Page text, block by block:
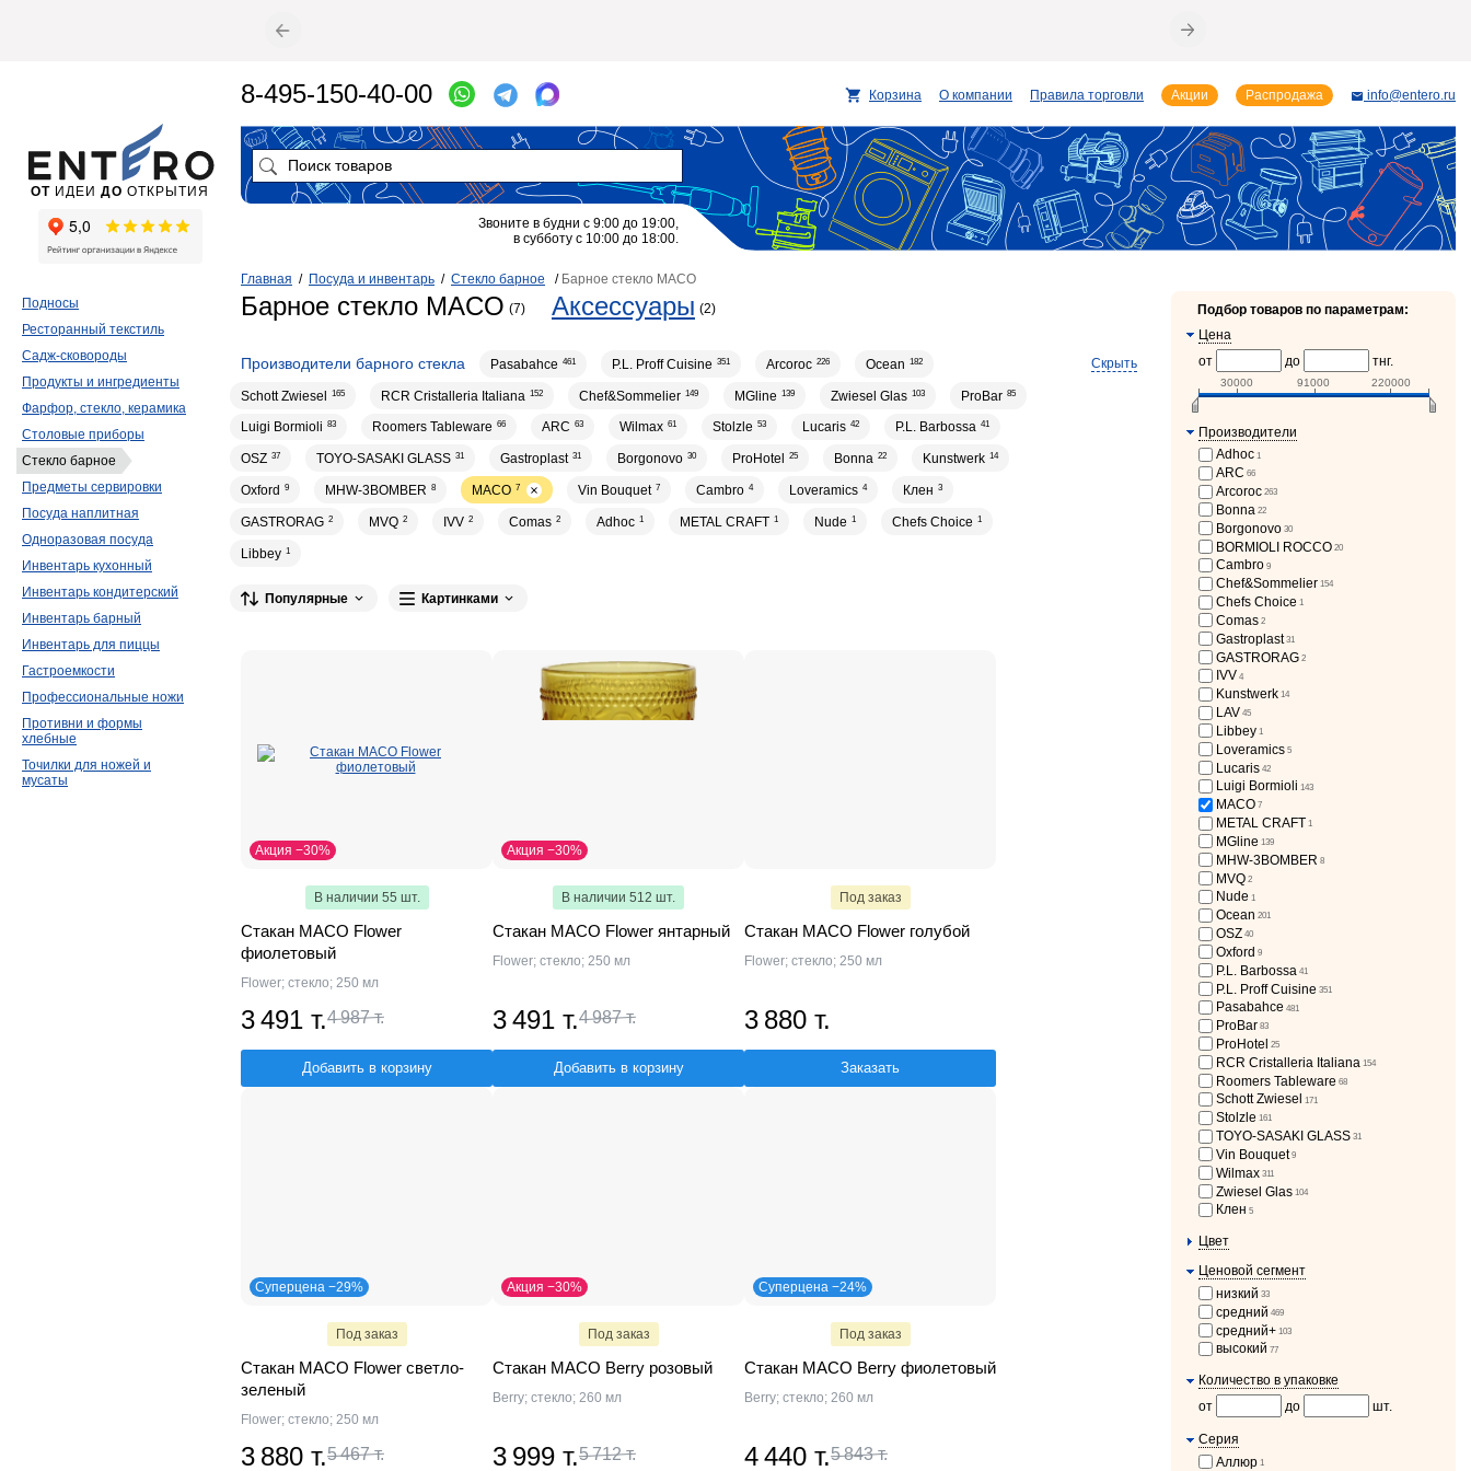
Главная / Посуда и инвентарь / Стекло барное / Барное стекло MACO
Барное стекло MACO (7) Аксессуары (2)
Скрыть
Производители барного стекла Pasabahce 461 P.L. Proff Cuisine 351 Arcoroc 226 Ocean 182
Schott Zwiesel 165 RCR Cristalleria Italiana 152 Chef&Sommelier 149 MGline 139 Zwiesel Glas 103 ProBar 85
Luigi Bormioli 83 Roomers Tableware 66 ARC 63 Wilmax 61 Stolzle 53 Lucaris 42 P.L. Barbossa 41
OSZ 37 TOYO-SASAKI GLASS 31 Gastroplast 31 Borgonovo 30 ProHotel 25 Bonna 22 Kunstwerk 14
Oxford 9 MHW-3BOMBER 8 MACO 7 Vin Bouquet 7 Cambro 4 Loveramics 4 Клен 3
GASTRORAG 2 MVQ 2 IVV 2 Comas 2 Adhoc 1 METAL CRAFT 1 Nude 1 Chefs Choice 1
Libbey 1
Популярные Картинками
Акция −30%
В наличии 55 шт.
Стакан MACO Flower
фиолетовый
Flower; стекло; 250 мл
3 491 т.4 987 т.
Добавить в корзину
Акция −30%
В наличии 512 шт.
Стакан MACO Flower янтарный
Flower; стекло; 250 мл
3 491 т.4 987 т.
Добавить в корзину
Под заказ
Стакан MACO Flower голубой
Flower; стекло; 250 мл
3 880 т.
Заказать
Суперцена −29%
Под заказ
Стакан MACO Flower светло-
зеленый
Flower; стекло; 250 мл
3 880 т.5 467 т.
Акция −30%
Под заказ
Стакан MACO Berry розовый
Berry; стекло; 260 мл
3 999 т.5 712 т.
Суперцена −24%
Под заказ
Стакан MACO Berry фиолетовый
Berry; стекло; 260 мл
4 440 т.5 843 т.
Подбор товаров по параметрам:
Цена
от
до тнг.
30000 91000 220000
Производители
Adhoc 1
ARC 66
Arcoroc 263
Bonna 22
Borgonovo 30
BORMIOLI ROCCO 20
Cambro 9
Chef&Sommelier 154
Chefs Choice 1
Comas 2
Gastroplast 31
GASTRORAG 2
IVV 4
Kunstwerk 14
LAV 45
Libbey 1
Loveramics 5
Lucaris 42
Luigi Bormioli 143
MACO 7
METAL CRAFT 1
MGline 139
MHW-3BOMBER 8
MVQ 2
Nude 1
Ocean 201
OSZ 40
Oxford 9
P.L. Barbossa 41
P.L. Proff Cuisine 351
Pasabahce 481
ProBar 83
ProHotel 25
RCR Cristalleria Italiana 154
Roomers Tableware 68
Schott Zwiesel 171
Stolzle 161
TOYO-SASAKI GLASS 31
Vin Bouquet 9
Wilmax 311
Zwiesel Glas 104
Клен 5
Цвет
Ценовой сегмент
низкий 33
средний 469
средний+ 103
высокий 77
Количество в упаковке
от
до шт.
Серия
Аллюр 1
Подносы
Ресторанный текстиль
Садж-сковороды
Продукты и ингредиенты
Фарфор, стекло, керамика
Столовые приборы
Стекло барное
Предметы сервировки
Посуда наплитная
Одноразовая посуда
Инвентарь кухонный
Инвентарь кондитерский
Инвентарь барный
Инвентарь для пиццы
Гастроемкости
Профессиональные ножи
Противни и формы
хлебные
Точилки для ножей и
мусаты
ОТ ИДЕИ ДО ОТКРЫТИЯ
8-495-150-40-00 Корзина О компании Правила торговли Акции Распродажа info@entero.ru
Звоните в будни с 9:00 до 19:00,
в субботу с 10:00 до 18:00.